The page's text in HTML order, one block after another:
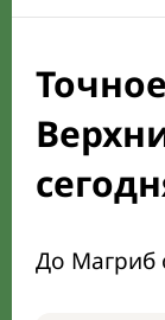
Календарь
Мечети и
До Магриб